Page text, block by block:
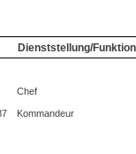
Dienststellung/Funktion
Chef
Kommandeur